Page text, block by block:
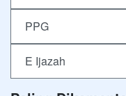
PPG
E Ijazah